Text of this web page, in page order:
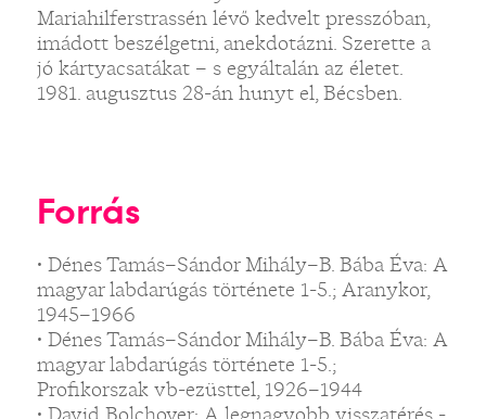
Mariahilferstrassén lévő kedvelt presszóban,
imádott beszélgetni, anekdotázni. Szerette a
jó kártyacsatákat – s egyáltalán az életet.
1981. augusztus 28-án hunyt el, Bécsben.
Forrás
• Dénes Tamás–Sándor Mihály–B. Bába Éva: A
magyar labdarúgás története 1-5.; Aranykor,
1945–1966
• Dénes Tamás–Sándor Mihály–B. Bába Éva: A
magyar labdarúgás története 1-5.;
Profikorszak vb-ezüsttel, 1926–1944